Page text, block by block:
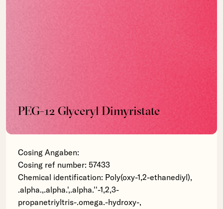
PEG-12 Glyceryl Dimyristate
Cosing Angaben:
Cosing ref number: 57433
Chemical identification: Poly(oxy-1,2-ethanediyl),
.alpha.,.alpha.',.alpha.''-1,2,3-
propanetriyltris-.omega.-hydroxy-,